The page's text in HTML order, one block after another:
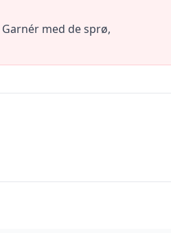
med de sprø,